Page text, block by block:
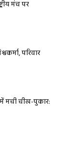
मंच पर
परिवार
मची चीख-पुकार: